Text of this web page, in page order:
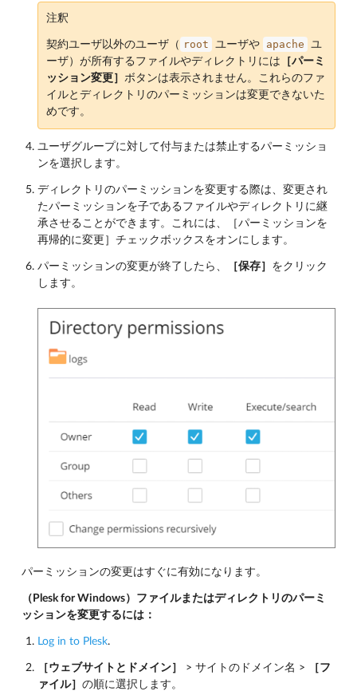
注釈
契約ユーザ以外のユーザ（ root ユーザや apache
ユ
ーザ）が所有するファイルやディレクトリには ［パーミ
ッション変更］ ボタンは表示されません。これらのファ
イルとディレクトリのパーミッションは変更できないた
めです。
ユーザグループに対して付与または禁止するパーミッショ
ンを選択します。
ディレクトリのパーミッションを変更する際は、変更され
たパーミッションを子であるファイルやディレクトリに継
承させることができます。これには、［パーミッションを
再帰的に変更］チェックボックスをオンにします。
パーミッションの変更が終了したら、 ［保存］ をクリック
します。
パーミッションの変更はすぐに有効になります。
（Plesk for Windows）ファイルまたはディレクトリのパーミ
ッションを変更するには：
Log in to Plesk.
［ウェブサイトとドメイン］ > サイトのドメイン名 >
［フ
ァイル］ の順に選択します。